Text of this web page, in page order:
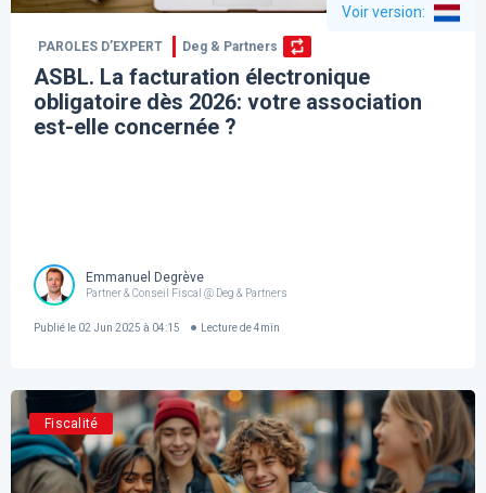
Voir version:
PAROLES D’EXPERT Deg & Partners
ASBL. La facturation électronique
obligatoire dès 2026: votre association
est-elle concernée ?
Emmanuel Degrève
Partner & Conseil Fiscal @ Deg & Partners
Publié le 02 Jun 2025 à 04:15 Lecture de 4min
Fiscalité